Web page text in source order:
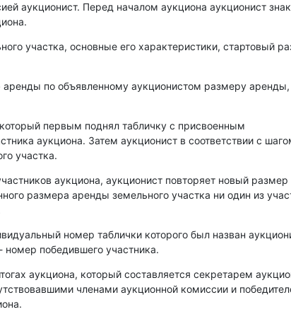
аукционист. Перед началом аукциона аукционист
участка, основные его характеристики, стартовый
по объявленному аукционистом размеру аренды,
первым поднял табличку с присвоенным
аукциона. Затем аукционист в соответствии с
участка.
аукциона, аукционист повторяет новый размер
размера аренды земельного участка ни один из
номер таблички которого был назван
победившего участника.
аукциона, который составляется секретарем
членами аукционной комиссии и